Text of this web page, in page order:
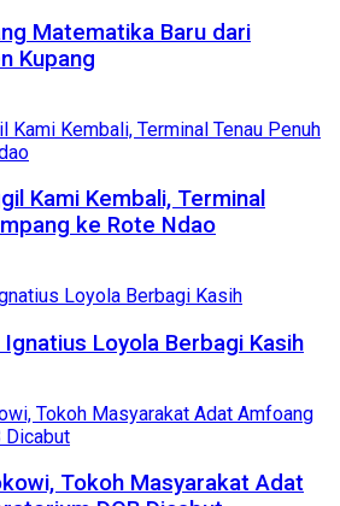
Matematika Baru dari
Kupang
Kami Kembali, Terminal
ke Rote Ndao
Ignatius Loyola Berbagi Kasih
Tokoh Masyarakat Adat